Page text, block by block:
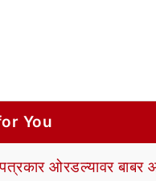
You
ओरडल्यावर बाबर